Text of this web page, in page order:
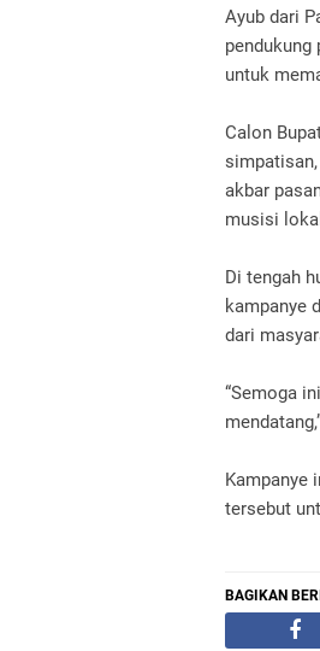
Ayub dari
pendukung
untuk
Calon
simpatisan,
akbar
musisi
Di tengah
kampanye
dari
“Semoga
Kampanye
tersebut
BAGIKAN